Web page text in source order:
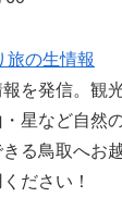
旅の生情報
を発信。観
星など自然
る鳥取へお
ださい！